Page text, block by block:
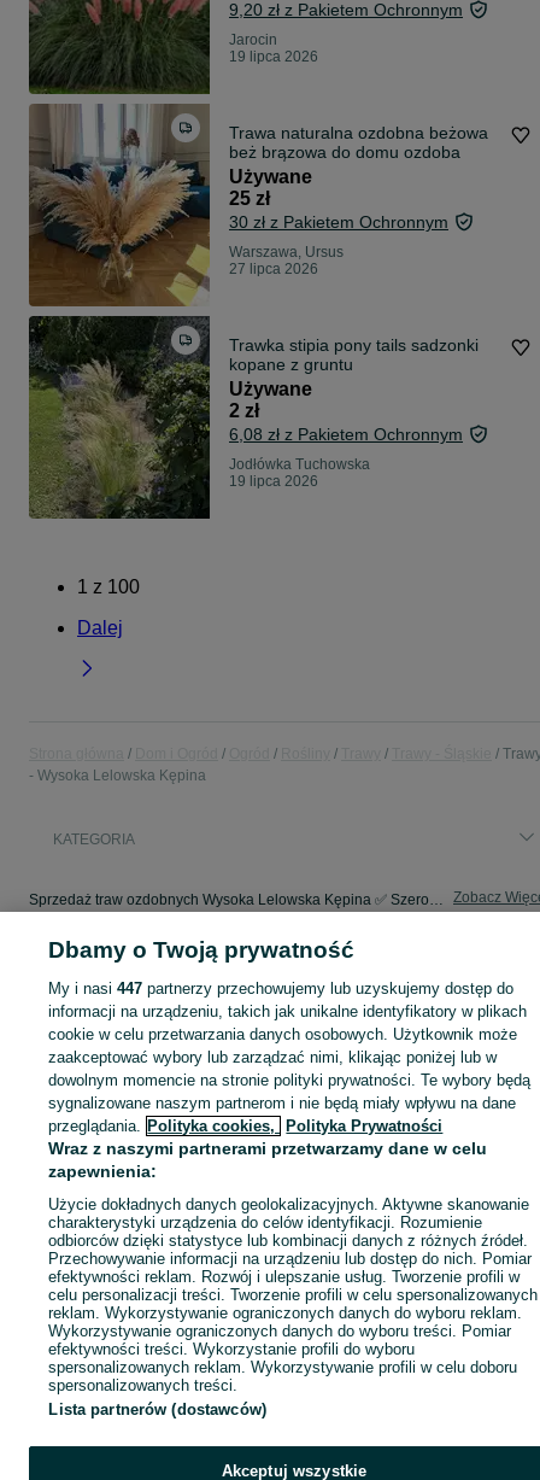
9,20 zł z Pakietem Ochronnym
Jarocin
19 lipca 2026
Trawa naturalna ozdobna beżowa
beż brązowa do domu ozdoba
Używane
25 zł
30 zł z Pakietem Ochronnym
Warszawa, Ursus
27 lipca 2026
Trawka stipia pony tails sadzonki
kopane z gruntu
Używane
2 zł
6,08 zł z Pakietem Ochronnym
Jodłówka Tuchowska
19 lipca 2026
1 z 100
Dalej
- Wysoka Lelowska Kępina
KATEGORIA
Sprzedaż traw ozdobnych Wysoka Lelowska Kępina ✅ Szeroki wybór ofert w atrakcyjnych cenach od różnych sprzedawców ☝ Sprawdź ogłoszenia i kupuj online na OLX.pl! Zobacz
Mapa kategorii
Mapa miejscowości
Mapa ministron
Popularne wyszukiwania
Dbamy o Twoją prywatność
My i nasi447 partnerzy przechowujemy lub uzyskujemy dostęp do
informacji na urządzeniu, takich jak unikalne identyfikatory w plikach
cookie w celu przetwarzania danych osobowych. Użytkownik może
zaakceptować wybory lub zarządzać nimi, klikając poniżej lub w
dowolnym momencie na stronie polityki prywatności. Te wybory będą
sygnalizowane naszym partnerom i nie będą miały wpływu na dane
przeglądania. Polityka cookies, Polityka Prywatności
Wraz z naszymi partnerami przetwarzamy dane w celu
zapewnienia:
Użycie dokładnych danych geolokalizacyjnych. Aktywne skanowanie
charakterystyki urządzenia do celów identyfikacji. Rozumienie
odbiorców dzięki statystyce lub kombinacji danych z różnych źródeł.
Przechowywanie informacji na urządzeniu lub dostęp do nich. Pomiar
efektywności reklam. Rozwój i ulepszanie usług. Tworzenie profili w
celu personalizacji treści. Tworzenie profili w celu spersonalizowanych
reklam. Wykorzystywanie ograniczonych danych do wyboru reklam.
Wykorzystywanie ograniczonych danych do wyboru treści. Pomiar
efektywności treści. Wykorzystanie profili do wyboru
spersonalizowanych reklam. Wykorzystywanie profili w celu doboru
spersonalizowanych treści.
Lista partnerów (dostawców)
Akceptuj wszystkie